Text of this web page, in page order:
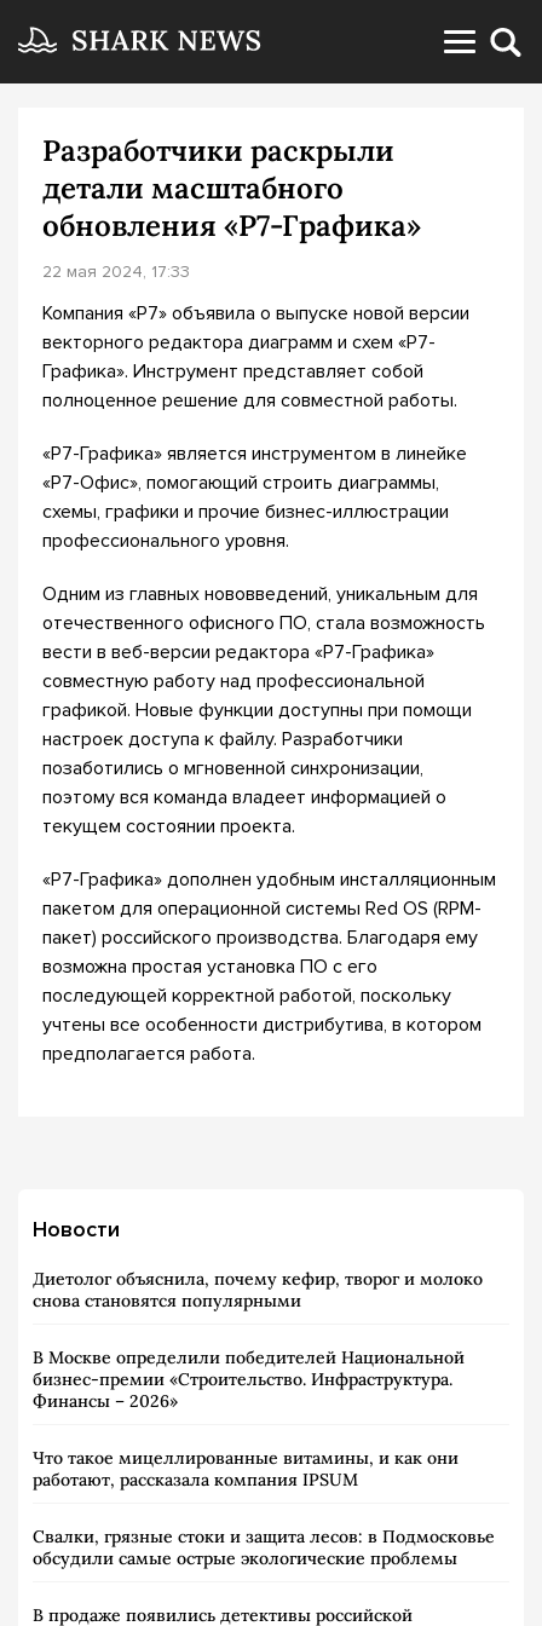
Разработчики раскрыли
детали масштабного
обновления «Р7-Графика»
22 мая 2024, 17:33
Компания «Р7» объявила о выпуске новой версии
векторного редактора диаграмм и схем «Р7-
Графика». Инструмент представляет собой
полноценное решение для совместной работы.
«Р7-Графика» является инструментом в линейке
«Р7-Офис», помогающий строить диаграммы,
схемы, графики и прочие бизнес-иллюстрации
профессионального уровня.
Одним из главных нововведений, уникальным для
отечественного офисного ПО, стала возможность
вести в веб-версии редактора «Р7-Графика»
совместную работу над профессиональной
графикой. Новые функции доступны при помощи
настроек доступа к файлу. Разработчики
позаботились о мгновенной синхронизации,
поэтому вся команда владеет информацией о
текущем состоянии проекта.
«Р7-Графика» дополнен удобным инсталляционным
пакетом для операционной системы Red OS (RPM-
пакет) российского производства. Благодаря ему
возможна простая установка ПО с его
последующей корректной работой, поскольку
учтены все особенности дистрибутива, в котором
предполагается работа.
Новости
Диетолог объяснила, почему кефир, творог и молоко
снова становятся популярными
В Москве определили победителей Национальной
бизнес-премии «Строительство. Инфраструктура.
Финансы – 2026»
Что такое мицеллированные витамины, и как они
работают, рассказала компания IPSUM
Свалки, грязные стоки и защита лесов: в Подмосковье
обсудили самые острые экологические проблемы
В продаже появились детективы российской